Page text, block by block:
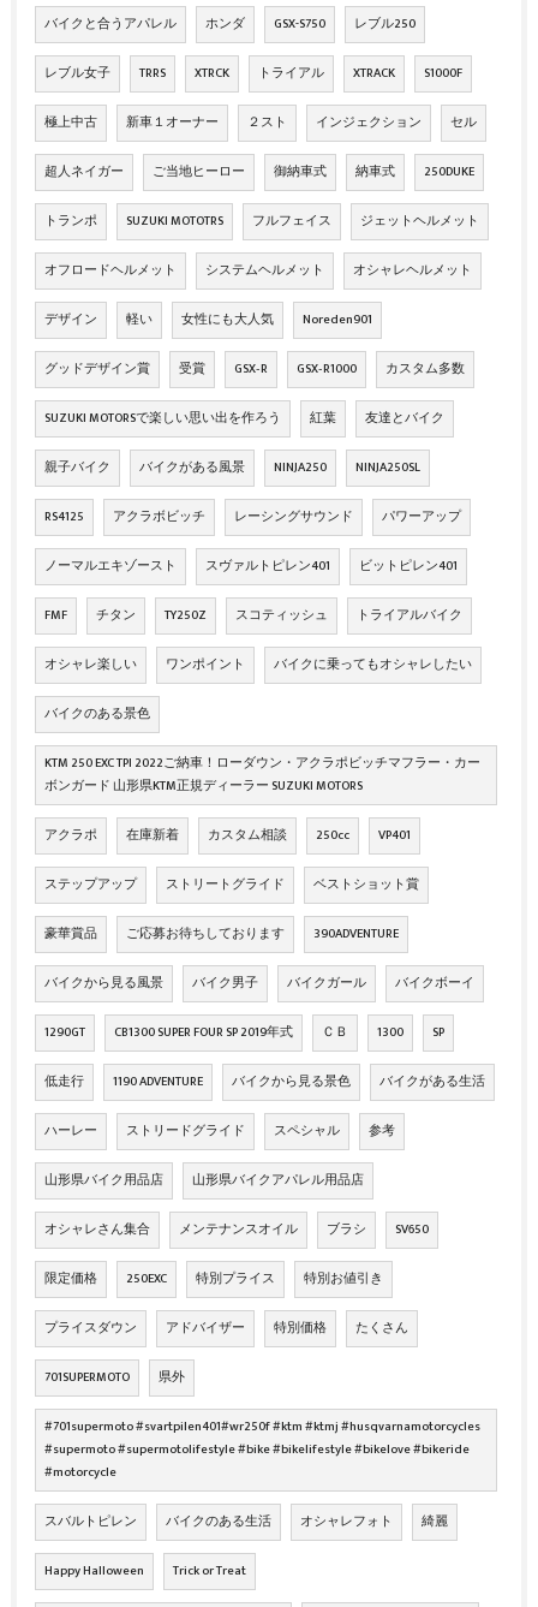
バイクと合うアパレル ホンダ GSX-S750 レブル250
レブル女子 TRRS XTRCK トライアル XTRACK S1000F
極上中古 新車１オーナー ２スト インジェクション セル
超人ネイガー ご当地ヒーロー 御納車式 納車式 250DUKE
トランポ SUZUKI MOTOTRS フルフェイス ジェットヘルメット
オフロードヘルメット システムヘルメット オシャレヘルメット
デザイン 軽い 女性にも大人気 Noreden901
グッドデザイン賞 受賞 GSX‐R GSX‐R1000 カスタム多数
SUZUKI MOTORSで楽しい思い出を作ろう 紅葉 友達とバイク
親子バイク バイクがある風景 NINJA250 NINJA250SL
RS4125 アクラボビッチ レーシングサウンド パワーアップ
ノーマルエキゾースト スヴァルトピレン401 ビットピレン401
FMF チタン TY250Z スコティッシュ トライアルバイク
オシャレ楽しい ワンポイント バイクに乗ってもオシャレしたい
バイクのある景色
KTM 250 EXC TPI 2022ご納車！ローダウン・アクラポビッチマフラー・カー
ボンガード 山形県KTM正規ディーラー SUZUKI MOTORS
アクラポ 在庫新着 カスタム相談 250cc VP401
ステップアップ ストリートグライド ベストショット賞
豪華賞品 ご応募お待ちしております 390ADVENTURE
バイクから見る風景 バイク男子 バイクガール バイクボーイ
1290GT CB1300 SUPER FOUR SP 2019年式 ＣＢ 1300 SP
低走行 1190 ADVENTURE バイクから見る景色 バイクがある生活
ハーレー ストリードグライド スペシャル 参考
山形県バイク用品店 山形県バイクアパレル用品店
オシャレさん集合 メンテナンスオイル ブラシ SV650
限定価格 250EXC 特別プライス 特別お値引き
プライスダウン アドバイザー 特別価格 たくさん
701SUPERMOTO 県外
#701supermoto #svartpilen401#wr250f #ktm #ktmj #husqvarnamotorcycles
#supermoto #supermotolifestyle #bike #bikelifestyle #bikelove #bikeride
#motorcycle
スバルトピレン バイクのある生活 オシャレフォト 綺麗
Happy Halloween Trick or Treat